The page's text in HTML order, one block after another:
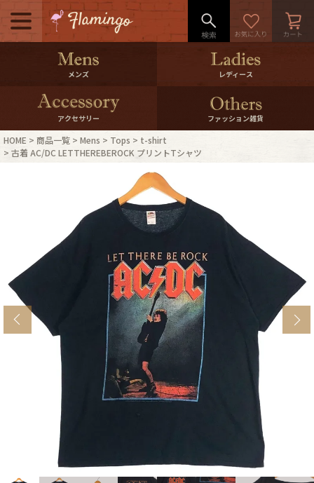
メニュー
500pt＆10％Offクーポンプレゼン
ト
10％0ffクーポンプレゼント
ログイン・会員登録 LINE ID連携
ご利用ガイド International Shipping
特集一覧
ブランドから探す スタッフコーディネート
年代から探す 古着卸DOCK
Tops Outer
メンズ レディース
アクセサリー ファッション雑貨
HOME 商品一覧 Mens Tops
t-shirt
古着 AC/DC LETTHEREBEROCK プリントTシャツ